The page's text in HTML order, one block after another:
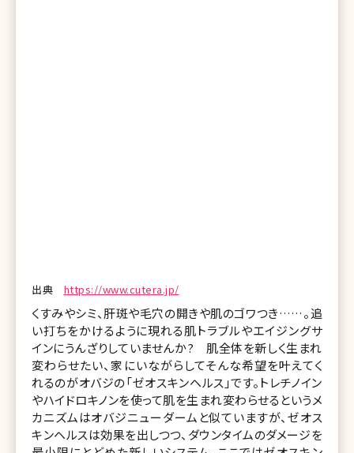
出典 https://www.cutera.jp/
くすみやシミ、肝斑や毛穴の開きや肌のゴワつき……。追
い打ちをかけるように現れる肌トラブルやエイジングサ
インにうんざりしていませんか? 肌全体を新しく生まれ
変わらせたい、家にいながらしてそんな希望を叶えてく
れるのがオバジの「ゼオスキンヘルス」です。トレチノイン
やハイドロキノンを使って肌を生まれ変わらせるというメ
カニズムはオバジニューダームと似ていますが、ゼオス
キンヘルスは効果を出しつつ、ダウンタイムのダメージを